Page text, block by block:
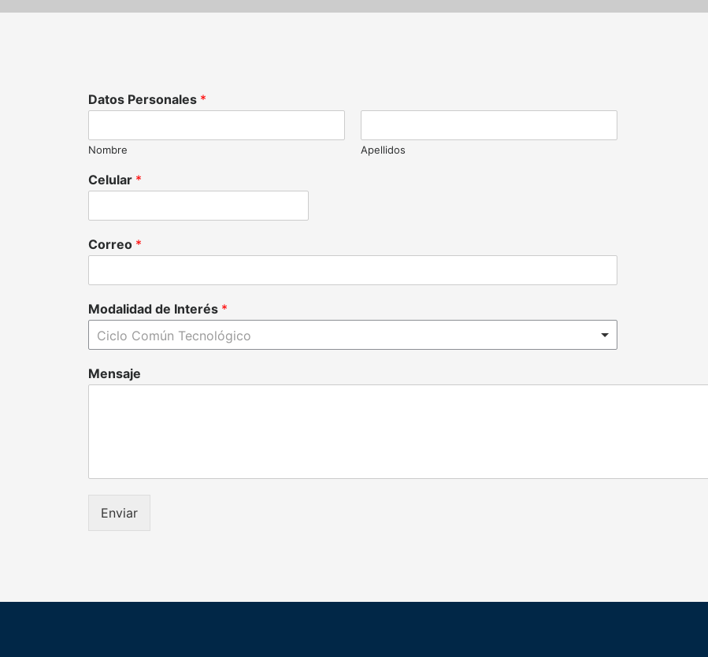
Datos Personales *
Nombre Apellidos
Celular *
Correo *
Modalidad de Interés *
Mensaje
Enviar